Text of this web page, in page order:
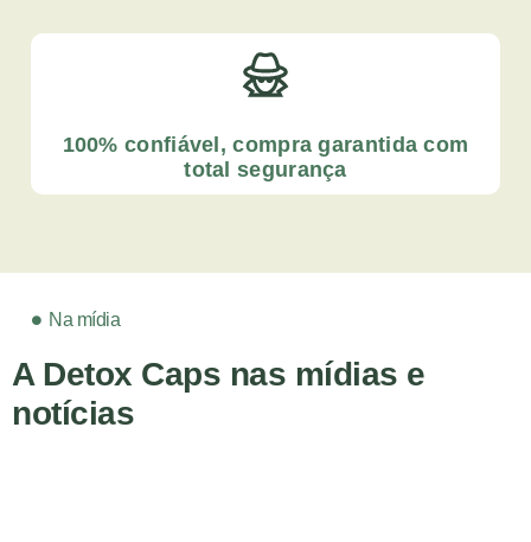
100% confiável, compra garantida com
total segurança
Na mídia
A Detox Caps nas mídias e
notícias